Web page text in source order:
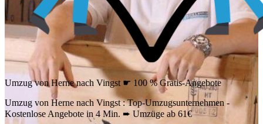
Umzug von Herne nach Vingst ☛ 100 % Gratis-Angebote
Umzug von Herne nach Vingst : Top-Umzugsunternehmen -
Kostenlose Angebote in 4 Min. ➨ Umzüge ab 61€